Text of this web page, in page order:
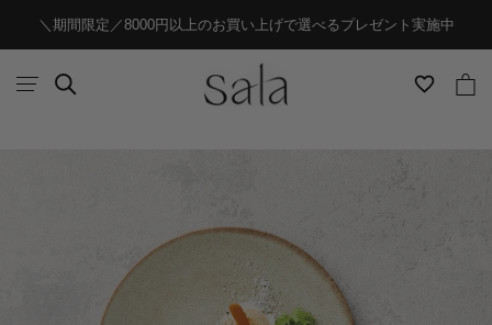
キ
ッ
＼期間限定／8000円以上のお買い上げで選べるプレゼント実施中